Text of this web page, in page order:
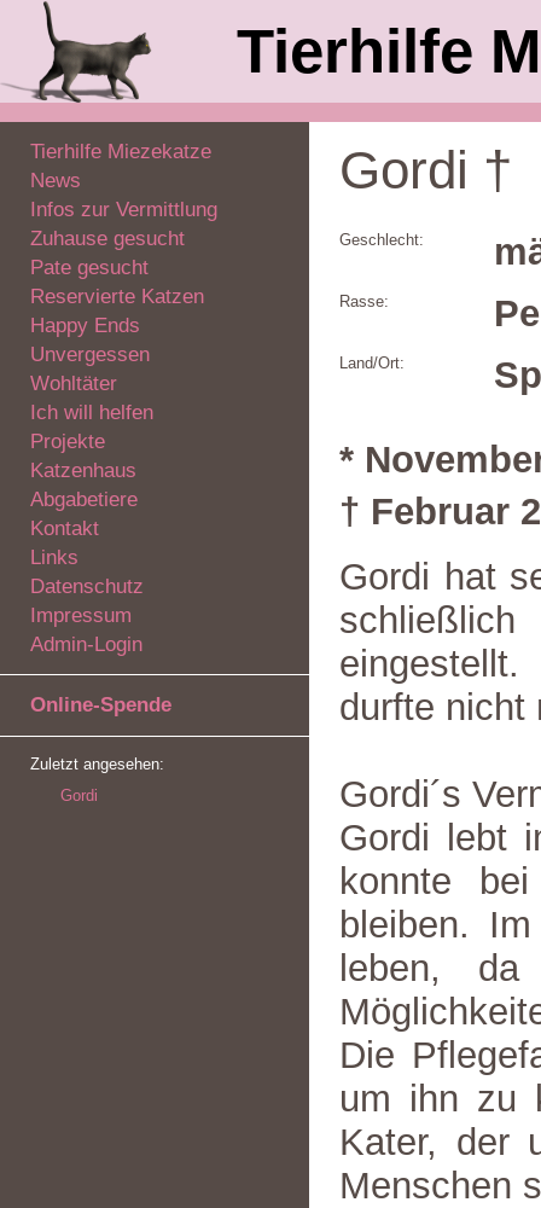
Tierhilfe
Tierhilfe Miezekatze
News
Infos zur Vermittlung
Zuhause gesucht
Pate gesucht
Reservierte Katzen
Happy Ends
Unvergessen
Wohltäter
Ich will helfen
Projekte
Katzenhaus
Abgabetiere
Kontakt
Links
Datenschutz
Impressum
Admin-Login
Online-Spende
Zuletzt angesehen:
Gordi
Gordi †
Geschlecht:
Rasse:
Land/Ort:
*
† Februar
Gordi hat
durfte nicht
Gordi´s
Gordi lebt
konnte
bleiben.
leben,
Die
um ihn zu
Kater, der
Menschen